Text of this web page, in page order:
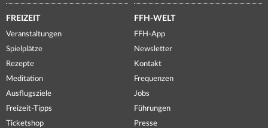
FREIZEIT
Veranstaltungen
Spielplätze
Rezepte
Meditation
Ausflugsziele
Freizeit-Tipps
Ticketshop
FFH-WELT
FFH-App
Newsletter
Kontakt
Frequenzen
Jobs
Führungen
Presse